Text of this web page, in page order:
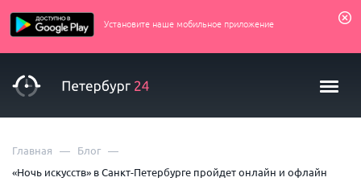
Установите наше мобильное приложение
Главная — Блог —
«Ночь искусств» в Санкт-Петербурге пройдет онлайн и офлайн